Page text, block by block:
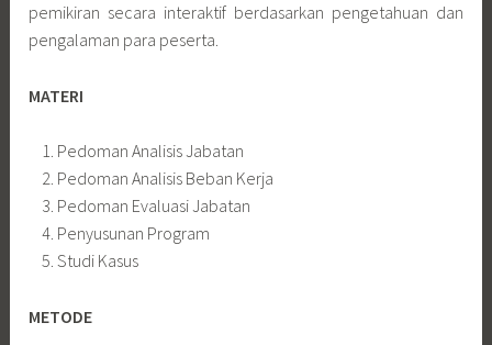
pemikiran secara interaktif berdasarkan pengetahuan dan
pengalaman para peserta.
MATERI
Pedoman Analisis Jabatan
Pedoman Analisis Beban Kerja
Pedoman Evaluasi Jabatan
Penyusunan Program
Studi Kasus
METODE